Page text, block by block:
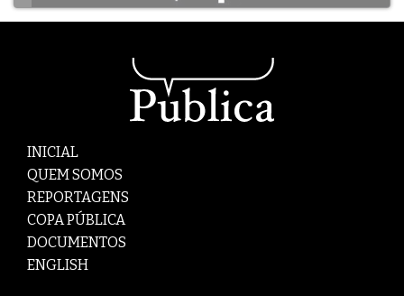
INICIAL
QUEM SOMOS
REPORTAGENS
COPA PÚBLICA
DOCUMENTOS
ENGLISH